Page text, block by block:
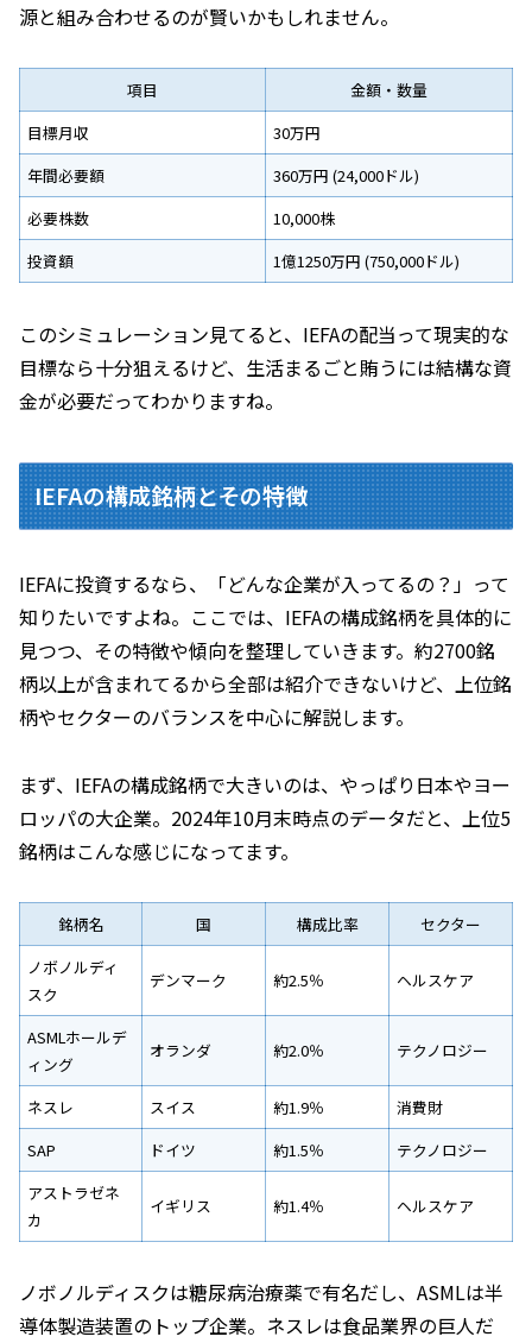
源と組み合わせるのが賢いかもしれません。
項目
金額・数量
目標月収
30万円
年間必要額
360万円 (24,000ドル)
必要株数
10,000株
投資額
1億1250万円 (750,000ドル)
このシミュレーション見てると、IEFAの配当って現実的な
目標なら十分狙えるけど、生活まるごと賄うには結構な資
金が必要だってわかりますね。
IEFAの構成銘柄とその特徴
IEFAに投資するなら、「どんな企業が入ってるの？」って
知りたいですよね。ここでは、IEFAの構成銘柄を具体的に
見つつ、その特徴や傾向を整理していきます。約2700銘
柄以上が含まれてるから全部は紹介できないけど、上位銘
柄やセクターのバランスを中心に解説します。
まず、IEFAの構成銘柄で大きいのは、やっぱり日本やヨー
ロッパの大企業。2024年10月末時点のデータだと、上位5
銘柄はこんな感じになってます。
銘柄名 国 構成比率
セクター
ノボノルディ
スク
デンマーク 約2.5％ ヘルスケア
ASMLホールデ
ィング
オランダ 約2.0％ テクノロジー
ネスレ スイス 約1.9％
消費財
SAP
ドイツ 約1.5％
テクノロジー
アストラゼネ
カ
イギリス 約1.4％ ヘルスケア
ノボノルディスクは糖尿病治療薬で有名だし、ASMLは半
導体製造装置のトップ企業。ネスレは食品業界の巨人だ